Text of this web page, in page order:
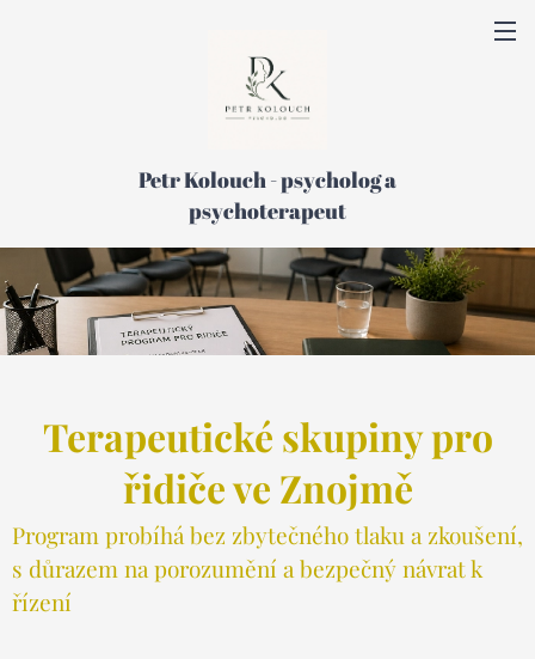
Petr Kolouch - psycholog a
psychoterapeut
Terapeutické skupiny pro
řidiče ve Znojmě
Program probíhá bez zbytečného tlaku a zkoušení,
s důrazem na porozumění a bezpečný návrat k
řízení